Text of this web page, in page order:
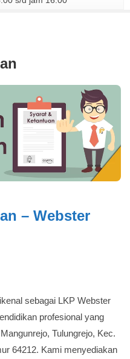
– Webster
sebagai LKP Webster
profesional yang
Tulungrejo, Kec.
64212. Kami menyediakan